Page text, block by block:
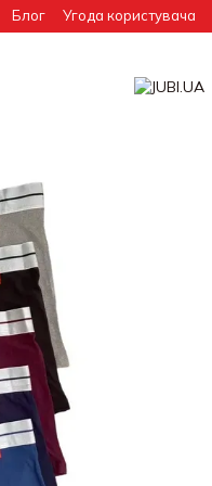
Блог Угода користувача